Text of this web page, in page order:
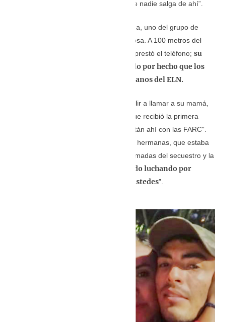
. Apágueme el teléfono y que nadie salga de ahí”.
Afortunadamente, a las 10 de la mañana, uno del grupo de
músicos decidió salir a llamar a su esposa. A 100 metros del
hotel encontró a una muchacha que le prestó el teléfono; su
esposa le dijo ‘todo está listo’, dando por hecho que los
músicos estaban secuestrados en manos del ELN.
Albert Torres también se animó para salir a llamar a su mamá,
quien sin haber dormido nada desde que recibió la primera
llamada de extorsión le dijo: “sé que están ahí con las FARC”.
Ante la extrañeza de Torres, una de las hermanas, que estaba
junto a la señora le informa lo de las llamadas del secuestro y la
Aquí hemos estado luchando por
conseguir el dinero que piden por ustedes”.